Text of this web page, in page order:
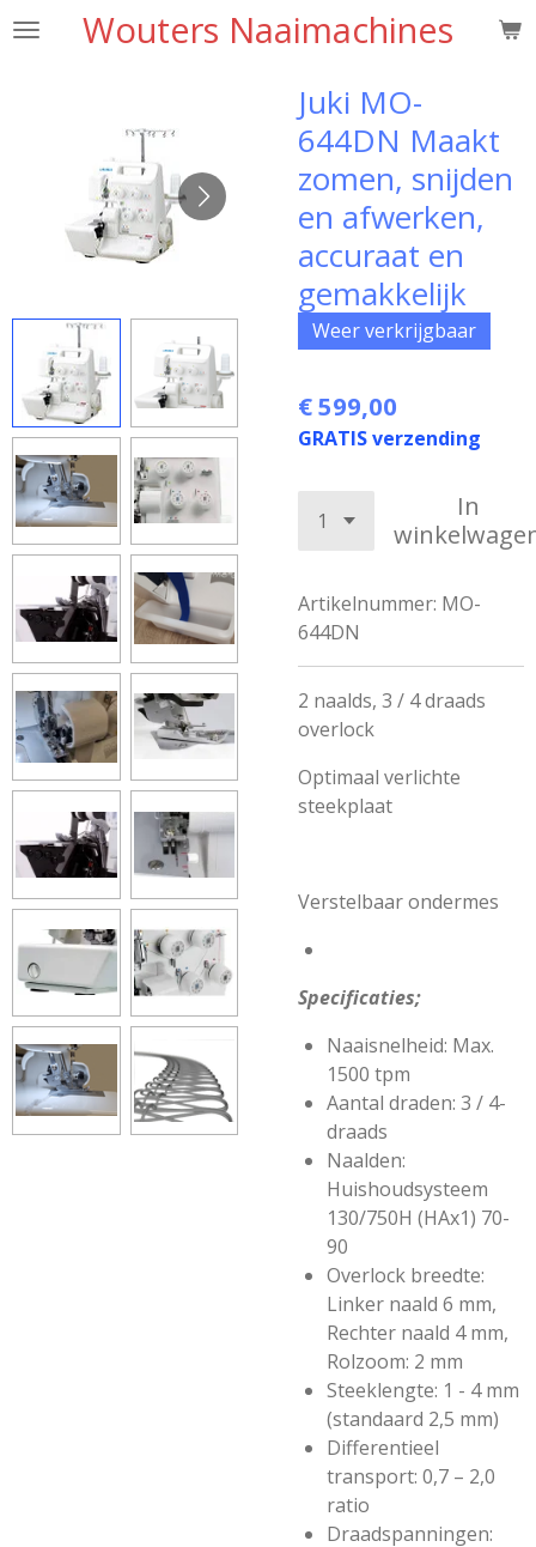
Ga
hoofdinhoud
Wouters Naaimachines
Juki MO-
644DN Maakt
zomen, snijden
en afwerken,
accuraat en
gemakkelijk
Weer verkrijgbaar
€ 599,00
GRATIS verzending
In
Artikelnummer: MO-
644DN
2 naalds, 3 / 4 draads
overlock
Optimaal verlichte
steekplaat
Verstelbaar ondermes
Specificaties;
Naaisnelheid: Max.
1500 tpm
Aantal draden: 3 / 4-
draads
Naalden:
Huishoudsysteem
130/750H (HAx1) 70-
90
Overlock breedte:
Linker naald 6 mm,
Rechter naald 4 mm,
Rolzoom: 2 mm
Steeklengte: 1 - 4 mm
(standaard 2,5 mm)
Differentieel
transport: 0,7 – 2,0
ratio
Draadspanningen: